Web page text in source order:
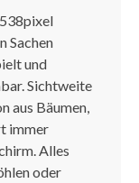
Sachen
und
Sichtweite
aus Bäumen,
immer
Alles
oder